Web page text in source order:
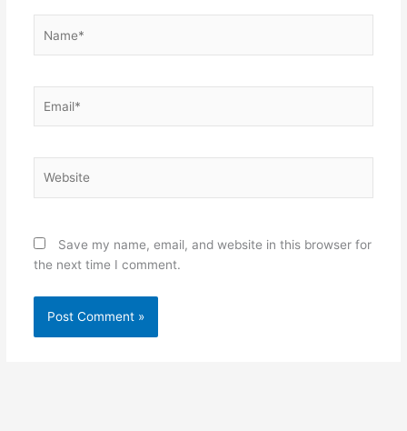
Save my name, email, and website in this browser for
the next time I comment.